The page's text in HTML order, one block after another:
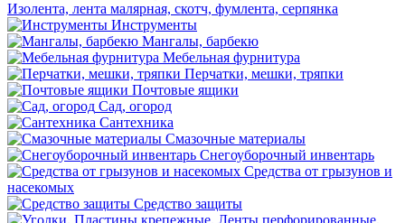
Изолента, лента малярная, скотч, фумлента, серпянка
Инструменты
Мангалы, барбекю
Мебельная фурнитура
Перчатки, мешки, тряпки
Почтовые ящики
Сад, огород
Сантехника
Смазочные материалы
Снегоуборочный инвентарь
Средства от грызунов и
насекомых
Средство защиты